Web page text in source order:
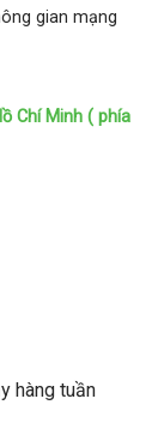
gian mạng
Chí Minh ( phía
hàng tuần